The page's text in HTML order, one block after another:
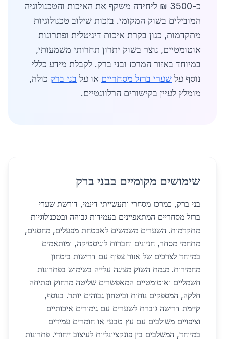
כ-3500 ₪ ליחידה משקף את האיכות והטכנולוגיה
המובילים בשוק המקומי. בזכות שילוב טכנולוגיות
מתקדמות, כגון בקרת איכות דיגיטלית ופתרונות
אוטומטיים, נוצר בשוק יתרון תחרותי משמעותי,
במיוחד באזור המרכז ובני ברק. לקבלת מידע כללי
נוסף על שערי ברזל מסחריים או על בני ברק כולה,
מומלץ לעיין בקישורים הרלוונטיים.
שימושים מקומיים בבני ברק
בני ברק, כמרכז מסחרי ותעשייתי דינמי, דורשת שערי
ברזל מסחריים המתאפיינים בעמידות גבוהה ובטכנולוגיות
מתקדמות. השערים משמשים לאבטחת מפעלים, מחסנים,
מתחמי מסחר, חניונים וחברות לוגיסטיקה, ומותאמים
במיוחד לצרכים של אזור צפוף עם דרישות ביטחון
מחמירות. מגמת השוק מציגה עלייה בשימוש בפתרונות
חשמליים ואוטומטיים המאפשרים שליטה מרחוק ופתיחה
חלקה, המספקים נוחות וביטחון גבוהים יותר. בנוסף,
קיימת דרישה גוברת לשערים עם גימורים איכותיים
וציפויים משולבים עם עץ טבעי או חומרים עמידים
במיוחד, המשלבים בין פונקציונליות לעיצוב ייחודי. פתרונות